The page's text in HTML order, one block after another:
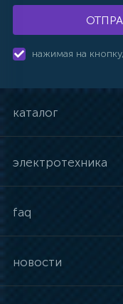
нажимая на
каталог
электротехника
faq
новости